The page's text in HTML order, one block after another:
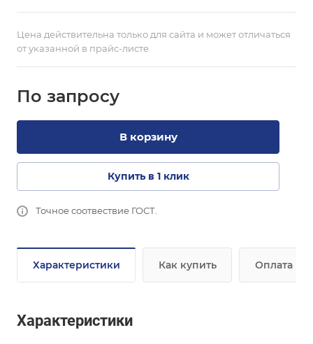
Цена действительна только для сайта и может отличаться
от указанной в прайс-листе
По запросу
В корзину
Купить в 1 клик
Точное соотвествие ГОСТ.
Характеристики Как купить Оплата
Характеристики